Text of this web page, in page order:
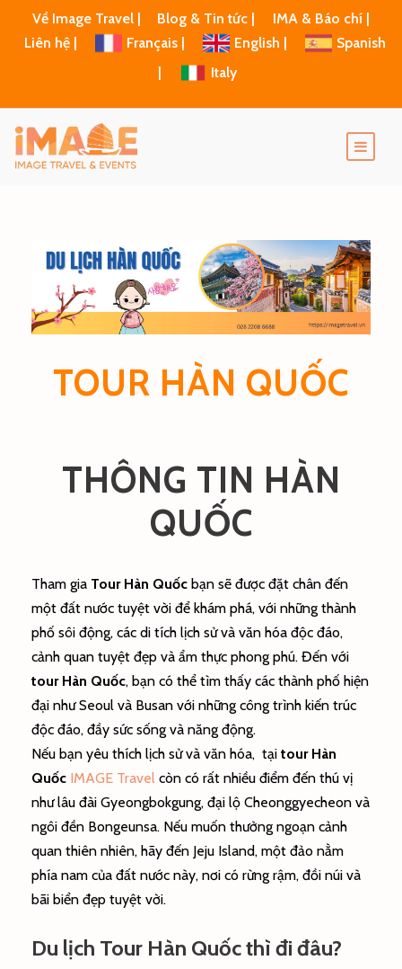
Về Image Travel | Blog & Tin tức |
IMA & Báo chí |
Liên hệ |
Français | English |
Spanish
Italy
TOUR HÀN QUỐC
THÔNG TIN HÀN
QUỐC
Tham gia Tour Hàn Quốc bạn sẽ được đặt chân đến
một đất nước tuyệt vời để khám phá, với những thành
phố sôi động, các di tích lịch sử và văn hóa độc đáo,
cảnh quan tuyệt đẹp và ẩm thực phong phú. Đến với
tour Hàn Quốc, bạn có thể tìm thấy các thành phố hiện
đại như Seoul và Busan với những công trình kiến trúc
độc đáo, đầy sức sống và năng động.
Nếu bạn yêu thích lịch sử và văn hóa, tại tour Hàn
Quốc IMAGE Travel còn có rất nhiều điểm đến thú vị
như lâu đài Gyeongbokgung, đại lộ Cheonggyecheon và
ngôi đền Bongeunsa. Nếu muốn thưởng ngoạn cảnh
quan thiên nhiên, hãy đến Jeju Island, một đảo nằm
phía nam của đất nước này, nơi có rừng rậm, đồi núi và
bãi biển đẹp tuyệt vời.
Du lịch Tour Hàn Quốc thì đi đâu?